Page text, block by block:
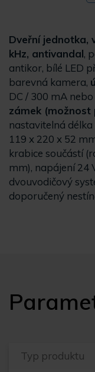
Dveřní jednotka,
kHz, antivandal,
antikor, bílé LED
barevná kamera,
DC / 300 mA
zámek (možnost
nastavitelná
119 x 220 x 52
krabice součástí
mm), napájení 24
dvouvodičový
doporučený
Typ produktu